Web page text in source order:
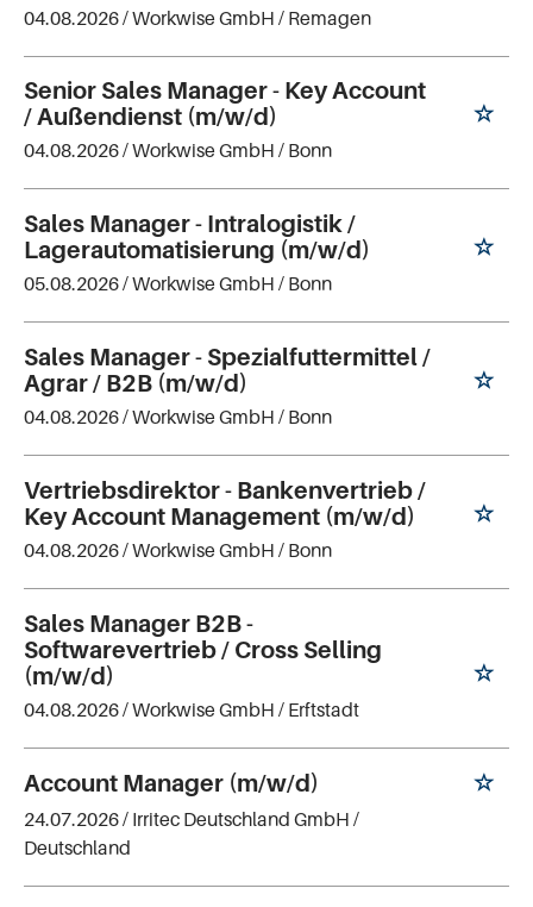
04.08.2026 /Workwise GmbH / Remagen
Senior Sales Manager - Key Account
/ Außendienst (m/w/d)
04.08.2026 /Workwise GmbH / Bonn
Sales Manager - Intralogistik /
Lagerautomatisierung (m/w/d)
05.08.2026 /Workwise GmbH / Bonn
Sales Manager - Spezialfuttermittel /
Agrar / B2B (m/w/d)
04.08.2026 /Workwise GmbH / Bonn
Vertriebsdirektor - Bankenvertrieb /
Key Account Management (m/w/d)
04.08.2026 /Workwise GmbH / Bonn
Sales Manager B2B -
Softwarevertrieb / Cross Selling
(m/w/d)
04.08.2026 /Workwise GmbH / Erftstadt
Account Manager (m/w/d)
24.07.2026 / Irritec Deutschland GmbH /
Deutschland